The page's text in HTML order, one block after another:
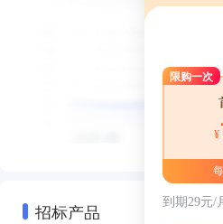
招标产品
限购一次
¥
到期29元/